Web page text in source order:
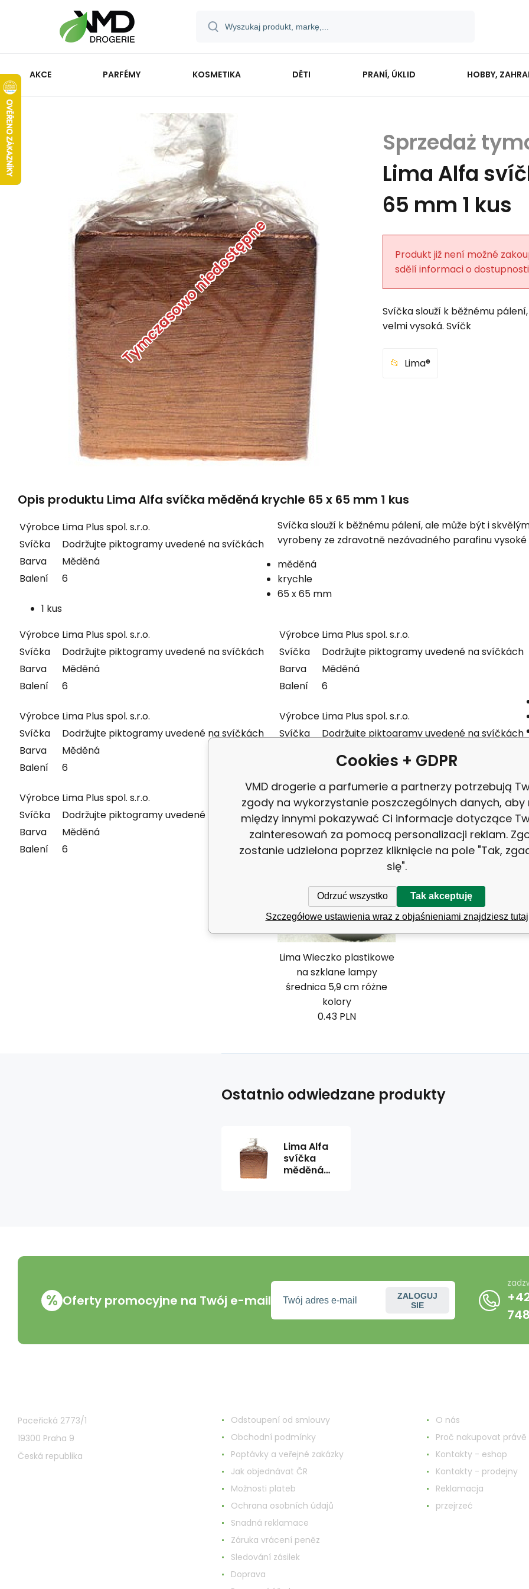
AKCE PARFÉMY KOSMETIKA DĚTI PRANÍ, ÚKLID HOBBY,
Tymczasowo niedostępne
Lima Alfa
65 mm 1 kus
Produkt již není možné
sdělí informaci o
Svíčka slouží k běžnému
velmi vysoká. Svíčk
Lima®
Opis produktu Lima Alfa svíčka měděná krychle 65 x 65 mm 1 kus
Výrobce Lima Plus spol. s.r.o.
Svíčka
Dodržujte piktogramy uvedené na svíčkách
Barva
Měděná
Balení
6
Svíčka slouží k běžnému pálení, ale může být i
vyrobeny ze zdravotně nezávadného parafinu vysoké
měděná
krychle
65 x 65 mm
1 kus
Výrobce Lima Plus spol. s.r.o.
Svíčka
Dodržujte piktogramy uvedené na svíčkách
Barva
Měděná
Balení
6
Výrobce Lima Plus spol. s.r.o.
Svíčka
Dodržujte piktogramy uvedené na svíčkách
Barva
Měděná
Balení
6
Výrobce Lima Plus spol. s.r.o.
Svíčka
Dodržujte piktogramy uvedené na svíčkách
Barva
Měděná
Balení
6
Výrobce Lima Plus spol. s.r.o.
Svíčka
Dodržujte piktogramy uvedené na svíčkách
Výrobce Lima Plus spol. s.r.o.
Svíčka
Dodržujte piktogramy uvedené na svíčkách
Barva
Měděná
Balení
6
Alfa svíčka měděná krychle 65 x 65 mm 1
Lima Wieczko plastikowe
na szklane lampy
średnica 5,9 cm różne
kolory
0.43 PLN
Ostatnio odwiedzane produkty
Lima Alfa
svíčka
měděná
% Oferty promocyjne na Twój e-mail
ZALOGUJ
SIE
748
Paceřická 2773/1
19300 Praha 9
Česká republika
Odstoupení od smlouvy
Obchodní podmínky
Poptávky a veřejné zakázky
Jak objednávat ČR
Možnosti plateb
Ochrana osobních údajů
Snadná reklamace
Záruka vrácení peněz
Sledování zásilek
Doprava
O nás
Proč nakupovat právě
Kontakty - eshop
Kontakty - prodejny
Reklamacja
przejrzeć
Cookies + GDPR
VMD drogerie a parfumerie a partnerzy potrzebują
zgody na wykorzystanie poszczególnych danych, aby
między innymi pokazywać Ci informacje dotyczące
zainteresowań za pomocą personalizacji reklam.
zostanie udzielona poprzez kliknięcie na pole "Tak,
się".
Odrzuć wszystko Tak akceptuję
Szczegółowe ustawienia wraz z objaśnieniami znajdziesz tutaj